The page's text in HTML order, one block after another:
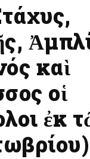
καὶ
οἱ
ἐκ